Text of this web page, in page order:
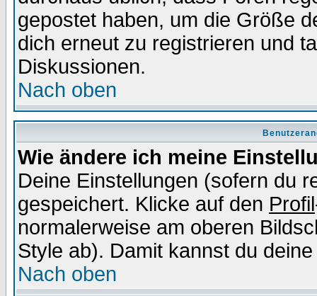
gepostet haben, um die Größe
dich erneut zu registrieren und
Diskussionen.
Nach oben
Wie ändere ich meine
Deine Einstellungen (sofern du
gespeichert. Klicke auf den Profil
normalerweise am oberen
Style ab). Damit kannst du
Nach oben